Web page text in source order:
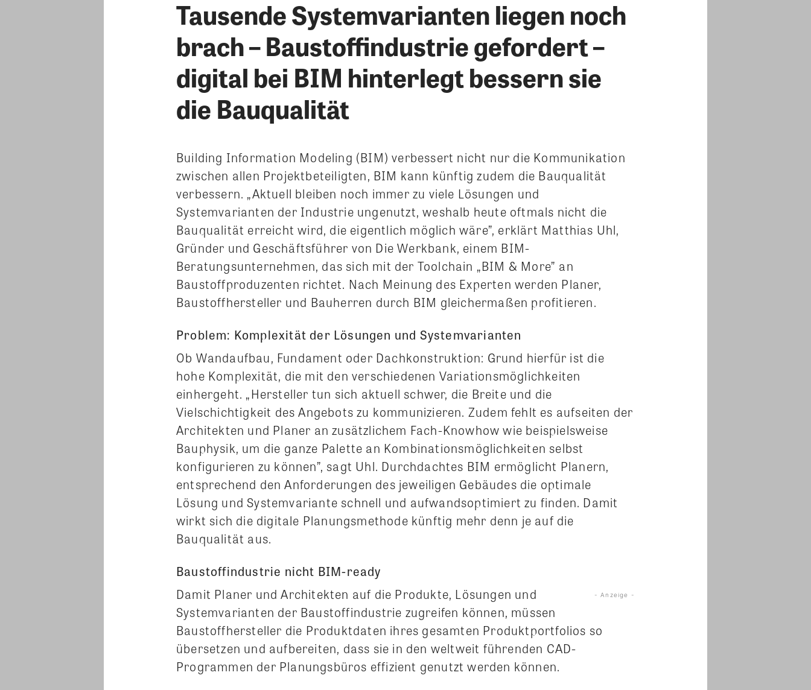
Tausende Systemvarianten liegen noch
brach – Baustoffindustrie gefordert –
digital bei BIM hinterlegt bessern sie
die Bauqualität
Building Information Modeling (BIM) verbessert nicht nur die Kommunikation
zwischen allen Projektbeteiligten, BIM kann künftig zudem die Bauqualität
verbessern. „Aktuell bleiben noch immer zu viele Lösungen und
Systemvarianten der Industrie ungenutzt, weshalb heute oftmals nicht die
Bauqualität erreicht wird, die eigentlich möglich wäre”, erklärt Matthias Uhl,
Gründer und Geschäftsführer von Die Werkbank, einem BIM-
Beratungsunternehmen, das sich mit der Toolchain „BIM & More” an
Baustoffproduzenten richtet. Nach Meinung des Experten werden Planer,
Baustoffhersteller und Bauherren durch BIM gleichermaßen profitieren.
Problem: Komplexität der Lösungen und Systemvarianten
Ob Wandaufbau, Fundament oder Dachkonstruktion: Grund hierfür ist die
hohe Komplexität, die mit den verschiedenen Variationsmöglichkeiten
einhergeht. „Hersteller tun sich aktuell schwer, die Breite und die
Vielschichtigkeit des Angebots zu kommunizieren. Zudem fehlt es aufseiten der
Architekten und Planer an zusätzlichem Fach-Knowhow wie beispielsweise
Bauphysik, um die ganze Palette an Kombinationsmöglichkeiten selbst
konfigurieren zu können”, sagt Uhl. Durchdachtes BIM ermöglicht Planern,
entsprechend den Anforderungen des jeweiligen Gebäudes die optimale
Lösung und Systemvariante schnell und aufwandsoptimiert zu finden. Damit
wirkt sich die digitale Planungsmethode künftig mehr denn je auf die
Bauqualität aus.
Baustoffindustrie nicht BIM-ready
- Anzeige -
Damit Planer und Architekten auf die Produkte, Lösungen und
Systemvarianten der Baustoffindustrie zugreifen können, müssen
Baustoffhersteller die Produktdaten ihres gesamten Produktportfolios so
übersetzen und aufbereiten, dass sie in den weltweit führenden CAD-
Programmen der Planungsbüros effizient genutzt werden können.